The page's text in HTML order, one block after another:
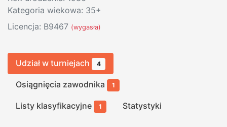
Kategoria wiekowa: 35+
Licencja: B9467 (wygasła)
Udział w turniejach 4
Osiągnięcia zawodnika 1
Listy klasyfikacyjne 1 Statystyki